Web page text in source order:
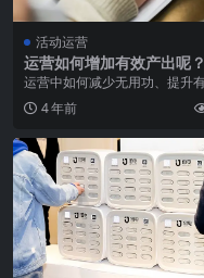
活动运营
运营如何增加有效产出呢
个字：顺势而为、不断修
运营中如何减少无用功、提升
产出呢？作者根据其多次运营经
验，总结出了以下八个字...
4 年前